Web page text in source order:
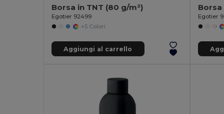
Borsa in TNT (80 g/m²)
Egotier 92499
+5 Colori
Aggiungi al carrello
Egotier